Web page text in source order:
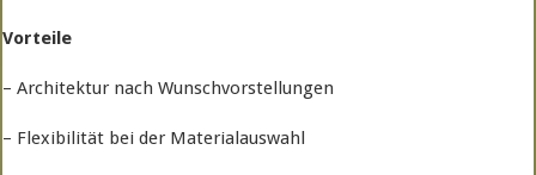
Vorteile
– Architektur nach Wunschvorstellungen
– Flexibilität bei der Materialauswahl